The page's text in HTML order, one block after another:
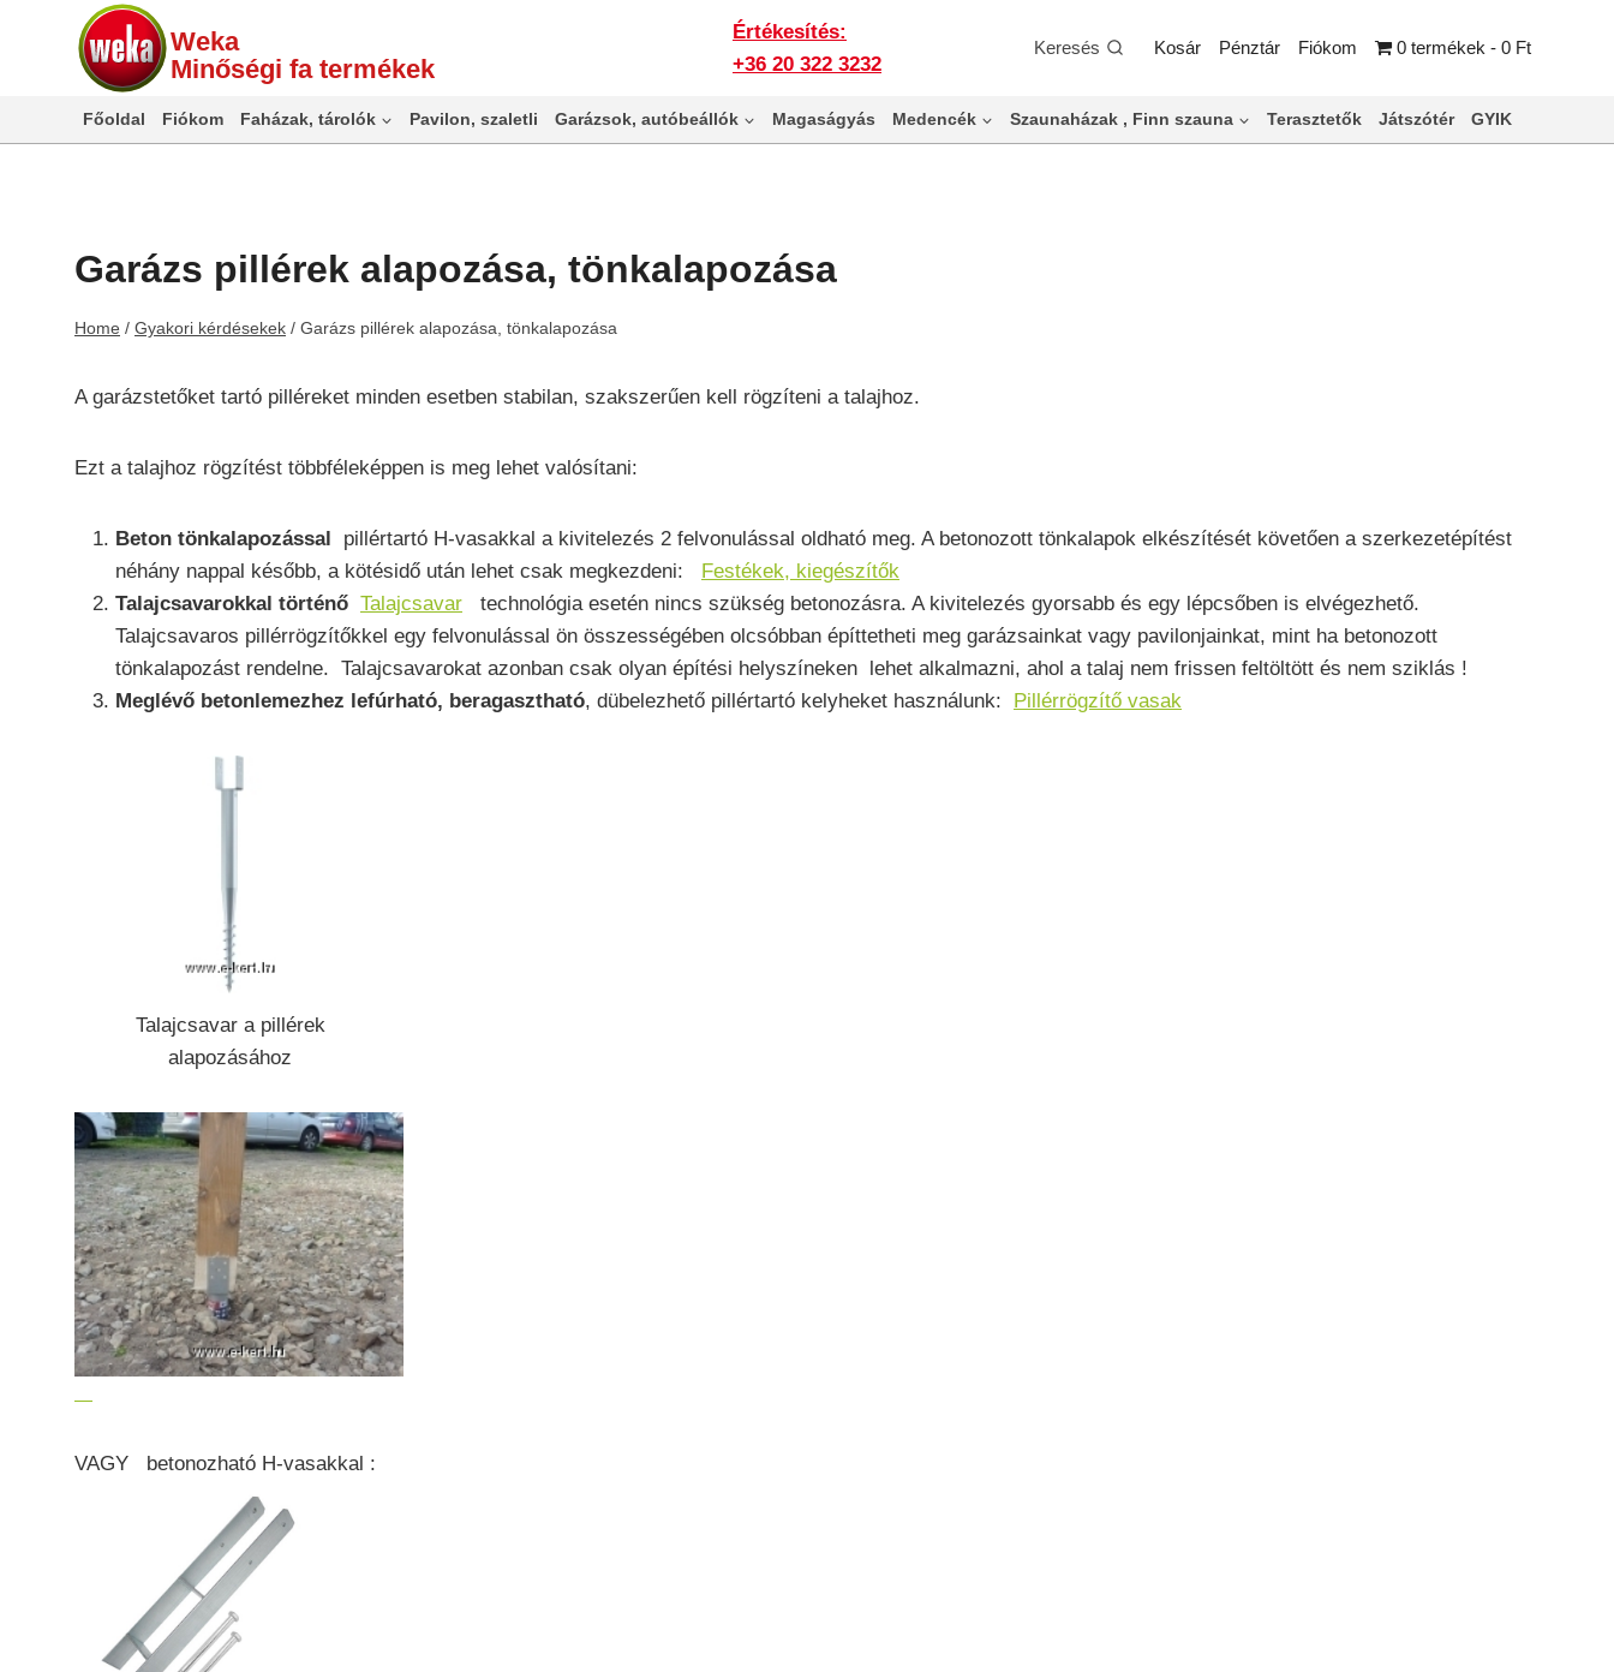
Weka
Minőségi fa termékek
Értékesítés:
+36 20 322 3232
Keresés Kosár Pénztár Fiókom 0 termékek 0 Ft
Főoldal Fiókom Faházak, tárolók Pavilon, szaletli Garázsok, autóbeállók Magaságyás Medencék Szaunaházak , Finn szauna Terasztetők Játszótér GYIK
Garázs pillérek alapozása, tönkalapozása
Home / Gyakori kérdésekek / Garázs pillérek alapozása, tönkalapozása
A garázstetőket tartó pilléreket minden esetben stabilan, szakszerűen kell rögzíteni a talajhoz.
Ezt a talajhoz rögzítést többféleképpen is meg lehet valósítani:
Beton tönkalapozással
pillértartó H-vasakkal a kivitelezés 2 felvonulással oldható meg. A betonozott tönkalapok elkészítését követően a szerkezetépítést
néhány nappal később, a kötésidő után lehet csak megkezdeni:
Festékek, kiegészítők
Talajcsavarokkal történő Talajcsavar technológia esetén nincs szükség betonozásra. A kivitelezés gyorsabb és egy lépcsőben is elvégezhető.
Talajcsavaros pillérrögzítőkkel egy felvonulással ön összességében olcsóbban építtetheti meg garázsainkat vagy pavilonjainkat, mint ha betonozott
tönkalapozást rendelne. Talajcsavarokat azonban csak olyan építési helyszíneken lehet alkalmazni, ahol a talaj nem frissen feltöltött és nem sziklás !
Meglévő betonlemezhez lefúrható, beragasztható, dübelezhető pillértartó kelyheket használunk: Pillérrögzítő vasak
Talajcsavar a pillérek
alapozásához
VAGY betonozható H-vasakkal :